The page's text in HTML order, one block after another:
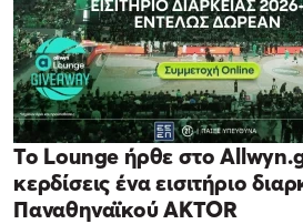
Το Lounge ήρθε στο
κερδίσεις ένα εισιτήριο
Παναθηναϊκού AKTOR